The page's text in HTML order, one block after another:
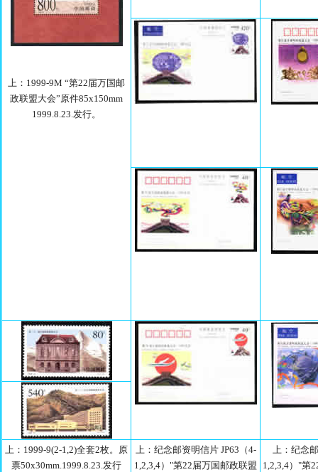
上：1999-9M “第22届万国邮
政联盟大会”原件85x150mm
1999.8.23.发行。
上：1999-9(2-1,2)全套2枚。原
票50x30mm.1999.8.23.发行
上：纪念邮资明信片 JP63（4-
1,2,3,4）"第22届万国邮政联盟
上：纪念
1,2,3,4）"第